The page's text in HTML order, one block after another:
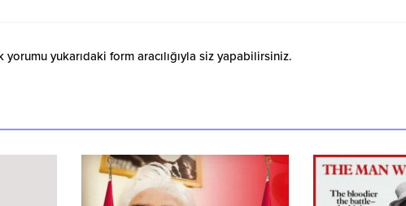
yorumu yukarıdaki form aracılığıyla siz yapabilirsiniz.